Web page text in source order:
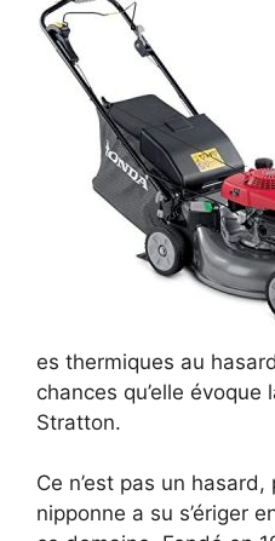
es thermiques au
chances qu’elle évoque
Stratton.
Ce n’est pas un
nipponne a su s’ériger